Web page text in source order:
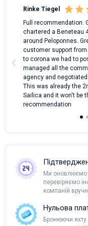
Rinke Tiegel
Full recommendation.
chartered a Beneteau
around Peloponnes.
customer support
to corona we had to
managed all the
agency and
This was already the
Sailica and it won't be
recommendation
Ми оновлюємо
перевіряємо
компаній
Нульова
Бронюючи